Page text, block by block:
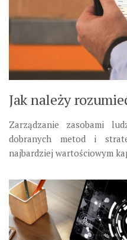
Jak należy
Zarządzanie zasobami
dobranych metod i
najbardziej wartościowym